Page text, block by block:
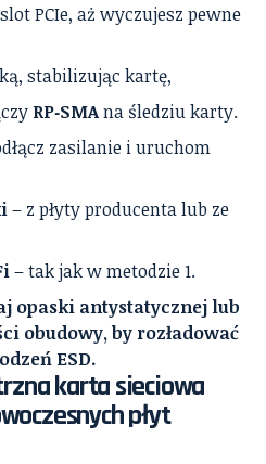
PCIe, aż wyczujesz pewne
stabilizując kartę,
RP‑SMAna śledziu karty.
zasilanie i uruchom
– z płyty producenta lub ze
– tak jak w metodzie 1.
opaski antystatycznej lub
obudowy, by rozładować
ESD.
karta sieciowa
płyt